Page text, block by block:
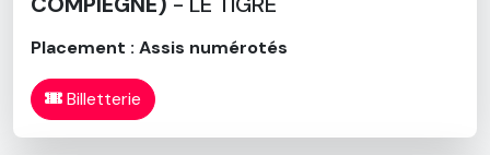
Placement : Assis numérotés
Billetterie